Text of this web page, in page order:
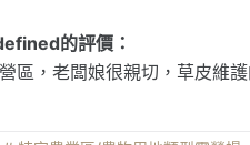
的評價：
區，老闆娘很親切，草皮維